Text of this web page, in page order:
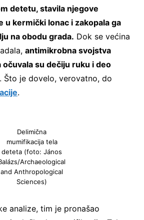
detetu, stavila njegove
u kermički lonac i zakopala ga
na obodu grada. Dok se većina
antimikrobna svojstva
očuvala su dečiju ruku i deo
Što je dovelo, verovatno, do
.
Delimična
mumifikacija tela
deteta (foto: János
Archaeological
and Anthropological
Sciences)
analize, tim je pronašao